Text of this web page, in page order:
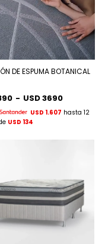
DE ESPUMA BOTANICAL
- USD 3690
USD 1.607 hasta 12
USD 134